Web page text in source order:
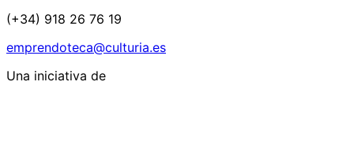
(+34) 918 26 76 19
emprendoteca@culturia.es
Una iniciativa de